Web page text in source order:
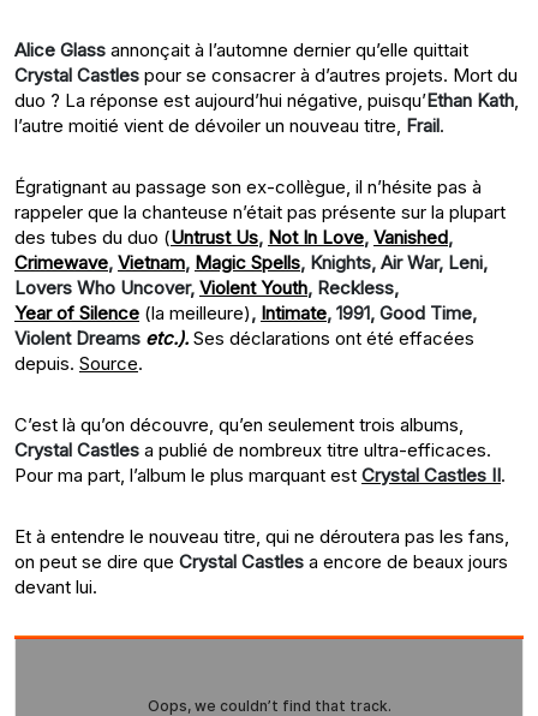
Alice Glass annonçait à l’automne dernier qu’elle quittait
Crystal Castles pour se consacrer à d’autres projets. Mort du
duo ? La réponse est aujourd’hui négative, puisqu’Ethan Kath,
l’autre moitié vient de dévoiler un nouveau titre, Frail.
Égratignant au passage son ex-collègue, il n’hésite pas à
rappeler que la chanteuse n’était pas présente sur la plupart
des tubes du duo (Untrust Us, Not In Love, Vanished,
Crimewave, Vietnam, Magic Spells, Knights, Air War, Leni,
Lovers Who Uncover, Violent Youth, Reckless,
Year of Silence (la meilleure), Intimate, 1991, Good Time,
Violent Dreams etc.). Ses déclarations ont été effacées
depuis. Source.
C’est là qu’on découvre, qu’en seulement trois albums,
Crystal Castles a publié de nombreux titre ultra-efficaces.
Pour ma part, l’album le plus marquant est Crystal Castles II.
Et à entendre le nouveau titre, qui ne déroutera pas les fans,
on peut se dire que Crystal Castles a encore de beaux jours
devant lui.